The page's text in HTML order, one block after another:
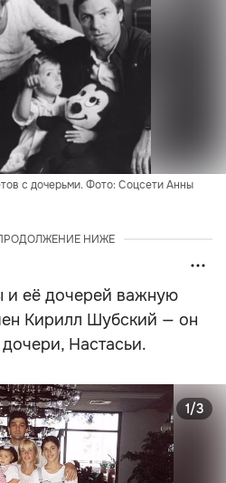
с дочерьми. Фото: Соцсети Анны
НИЖЕ
и её дочерей важную
Кирилл Шубский — он
Настасьи.
1/3